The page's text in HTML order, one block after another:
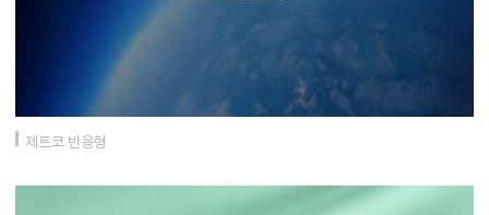
제트코 반응형